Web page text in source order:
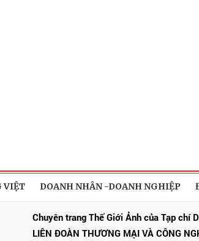
VIỆT DOANH NHÂN -DOANH NGHIỆP
Chuyên trang Thế Giới Ảnh của Tạp chí
LIÊN ĐOÀN THƯƠNG MẠI VÀ CÔNG